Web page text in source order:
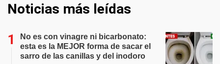
Noticias más leídas
No es con vinagre ni bicarbonato:
esta es la MEJOR forma de sacar el
sarro de las canillas y del inodoro